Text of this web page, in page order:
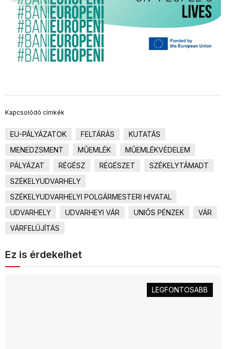
Kapcsolódó címkék
EU-PÁLYÁZATOK FELTÁRÁS
KUTATÁS
MENEDZSMENT
MŰEMLÉK
MŰEMLÉKVÉDELEM
PÁLYÁZAT
RÉGÉSZ RÉGÉSZET
SZÉKELYTÁMADT
SZÉKELYUDVARHELY
SZÉKELYUDVARHELYI POLGÁRMESTERI HIVATAL
UDVARHELY
UDVARHEYI VÁR UNIÓS PÉNZEK
VÁR
VÁRFELÚJÍTÁS
Ez is érdekelhet
LEGFONTOSABB